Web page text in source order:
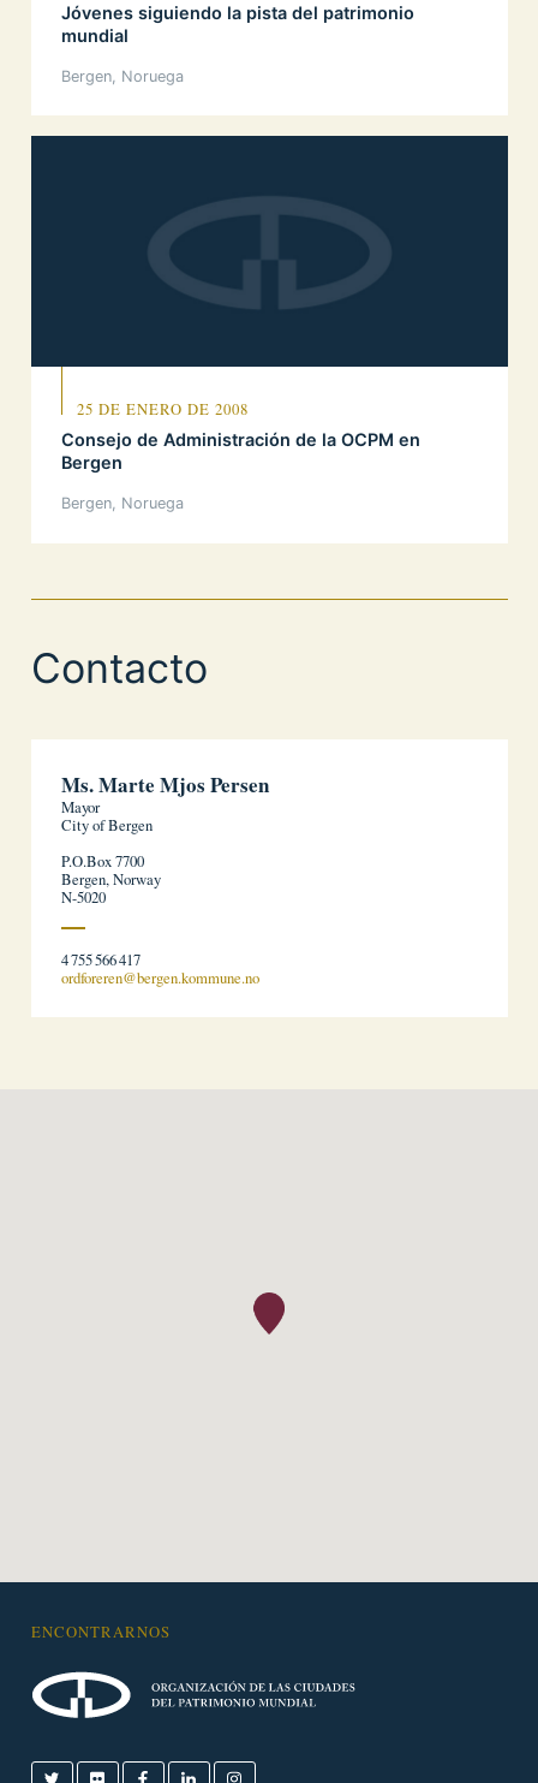
Jóvenes siguiendo la pista del patrimonio
mundial
Bergen, Noruega
25 DE ENERO DE 2008
Consejo de Administración de la OCPM en
Bergen
Bergen, Noruega
Contacto
Ms. Marte Mjos Persen
Mayor
City of Bergen
P.O.Box 7700
Bergen, Norway
N-5020
4 755 566 417
ordforeren@bergen.kommune.no
ENCONTRARNOS